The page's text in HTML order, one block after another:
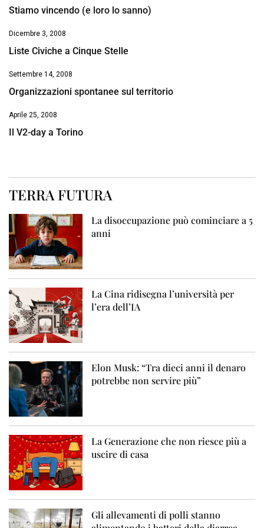
Stiamo vincendo (e loro lo sanno)
Dicembre 3, 2008
Liste Civiche a Cinque Stelle
Settembre 14, 2008
Organizzazioni spontanee sul territorio
Aprile 25, 2008
Il V2-day a Torino
TERRA FUTURA
La disoccupazione può cominciare a 5
anni
La Cina ridisegna l’università per
l’era dell’IA
Elon Musk: “Tra dieci anni il denaro
potrebbe non servire più”
La Generazione che non riesce più a
uscire di casa
Gli allevamenti di polli stanno